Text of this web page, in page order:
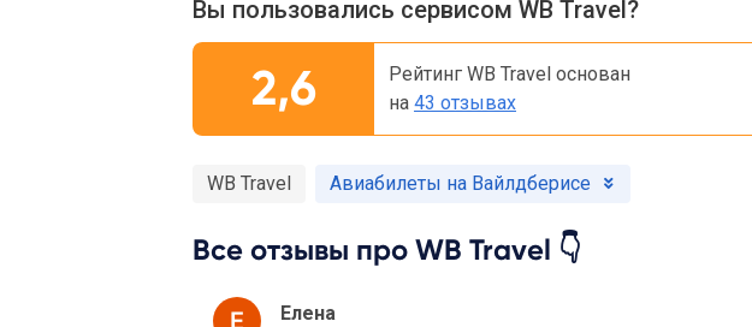
Вы пользовались сервисом WB Travel?
2,6
Рейтинг WB Travel основан
на 43 отзывах
WB Travel Авиабилеты на Вайлдберисе
Все отзывы про WB Travel 👇
Елена